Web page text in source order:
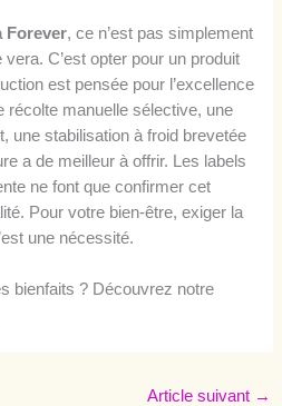
Forever, ce n’est pas simplement
C’est opter pour un produit
est pensée pour l’excellence
récolte manuelle sélective, une
une stabilisation à froid brevetée
a de meilleur à offrir. Les labels
ne font que confirmer cet
Pour votre bien-être, exiger la
une nécessité.
bienfaits ? Découvrez notre
Article suivant →